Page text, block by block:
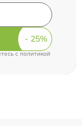
cполитикой